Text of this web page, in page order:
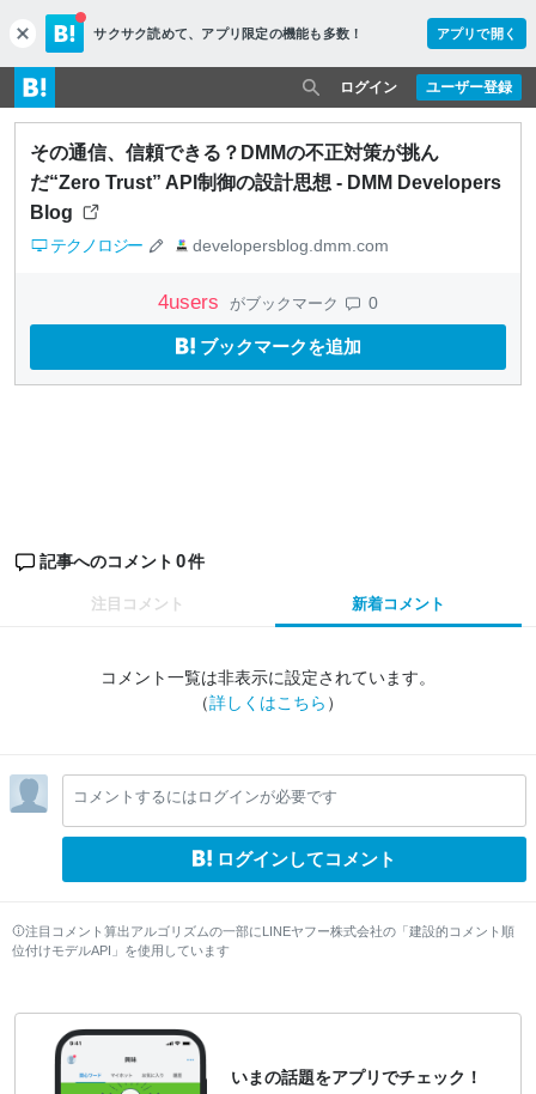
c
l
o
s
e
サクサク読めて、 アプリ限定の機能も多数！ アプリで開く
ユーザー登録
ログイン
その通信、信頼できる？DMMの不正対策が挑ん
だ“Zero Trust” API制御の設計思想 - DMM Developers
Blog
テクノロジー developersblog.dmm.com
4users がブックマーク 0
ブックマークを追加
記事へのコメント 0件
注目コメント 新着コメント
コメント一覧は非表示に設定されています。
（詳しくはこちら ）
コメントするにはログインが必要です
ログインしてコメント
注目コメント算出アルゴリズムの一部にLINEヤフー株式会社の「建設的コメント順
位付けモデルAPI」を使用しています
いまの話題をアプリでチェック！